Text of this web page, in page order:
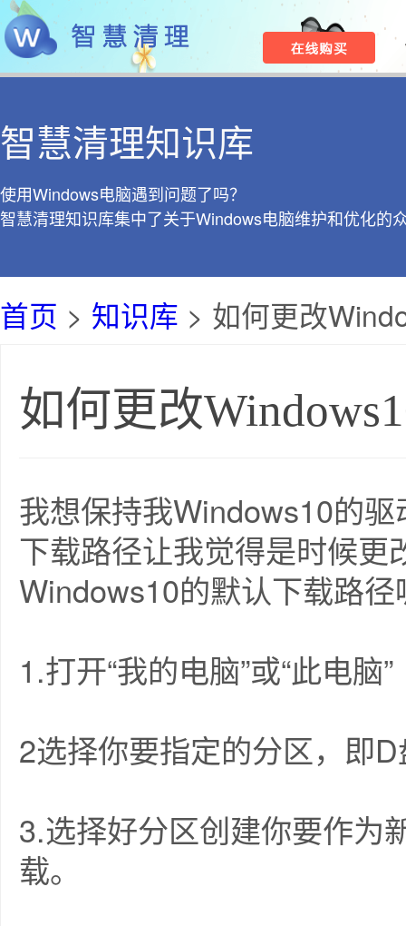
智慧清理知识库
使用Windows电脑遇到问题了吗？
智慧清理知识库集中了关于Windows电脑维护和优化的
首页 > 知识库 > 如何更改
如何更改
我想保持我Windows10的
下载路径让我觉得是时候
Windows10的默认下载路径
1.打开“我的电脑”或“此电脑”
2选择你要指定的分区，即
3.选择好分区创建你要作为
载。